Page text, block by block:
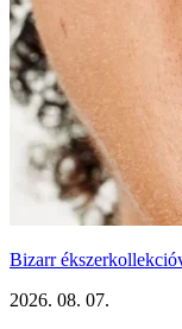
Bizarr
2026. 08. 07.